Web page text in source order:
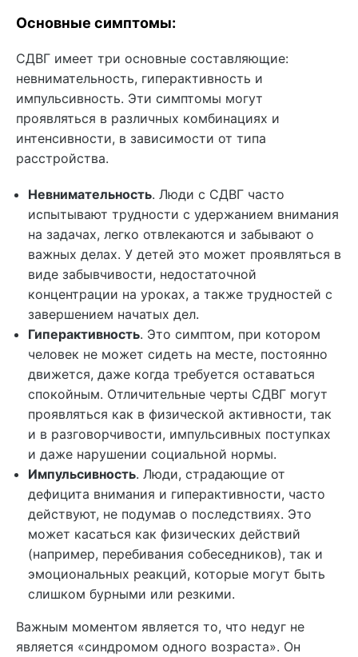
Основные симптомы:
СДВГ имеет три основные составляющие:
невнимательность, гиперактивность и
импульсивность. Эти симптомы могут
проявляться в различных комбинациях и
интенсивности, в зависимости от типа
расстройства.
Невнимательность. Люди с СДВГ часто
испытывают трудности с удержанием внимания
на задачах, легко отвлекаются и забывают о
важных делах. У детей это может проявляться в
виде забывчивости, недостаточной
концентрации на уроках, а также трудностей с
завершением начатых дел.
Гиперактивность. Это симптом, при котором
человек не может сидеть на месте, постоянно
движется, даже когда требуется оставаться
спокойным. Отличительные черты СДВГ могут
проявляться как в физической активности, так
и в разговорчивости, импульсивных поступках
и даже нарушении социальной нормы.
Импульсивность. Люди, страдающие от
дефицита внимания и гиперактивности, часто
действуют, не подумав о последствиях. Это
может касаться как физических действий
(например, перебивания собеседников), так и
эмоциональных реакций, которые могут быть
слишком бурными или резкими.
Важным моментом является то, что недуг не
является «синдромом одного возраста». Он